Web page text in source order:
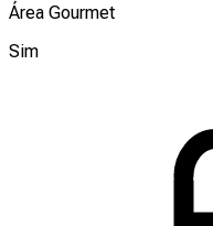
Área Gourmet
Sim